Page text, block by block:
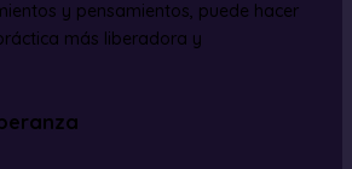
y pensamientos, puede hacer
más liberadora y